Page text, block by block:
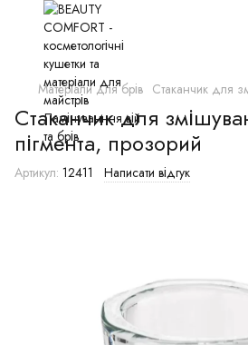
Матеріали для брів Стаканчик для
Стаканчик для
пігмента, прозорий
Артикул: 12411 Написати відгук